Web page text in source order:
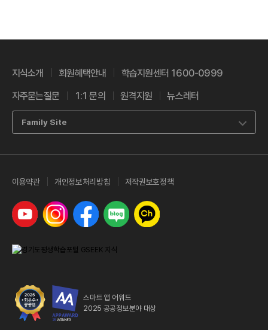
지식소개 회원혜택안내 학습지원센터 1600-0999
자주묻는질문 1:1 문의 원격지원 뉴스레터
Family Site
이용약관 개인정보처리방침 저작권보호정책
유튜브 인스타그램 페이스북 네이버 블로그카카오톡 채널
스마트 앱 어워드
2025 공공정보분야 대상